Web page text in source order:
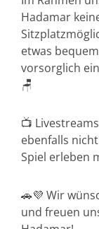
Hadamar
etwas
vorsorglich
🪑
📺
ebenfalls
Spiel erleben
🚗💜 Wir
und freuen